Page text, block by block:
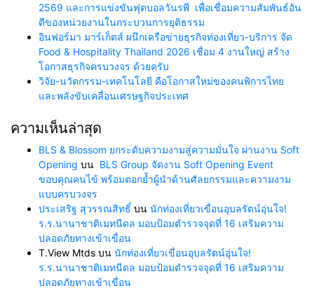
2569 และการแข่งขันฟุตบอลวันรพี เพื่อเชื่อมความสัมพันธ์อัน
ดีของหน่วยงานในกระบวนการยุติธรรม
อินฟอร์มา มาร์เก็ตส์ ผนึกเครือข่ายธุรกิจท่องเที่ยว-บริการ จัด
Food & Hospitality Thailand 2026 เชื่อม 4 งานใหญ่ สร้าง
โอกาสธุรกิจครบวงจร ด้วยครับ
วิจัย-นวัตกรรม-เทคโนโลยี คือโอกาสใหม่ของคนพิการไทย
และพลังขับเคลื่อนเศรษฐกิจประเทศ
ความเห็นล่าสุด
BLS & Blossom ยกระดับความงามสู่ความมั่นใจ ผ่านงาน Soft
Opening บน BLS Group จัดงาน Soft Opening Event
ขอบคุณคนไข้ พร้อมตอกย้ำผู้นำด้านศัลยกรรมและความงาม
แบบครบวงจร
ประเสริฐ สุวรรณสิทธิ์ บน นักท่องเที่ยวเขื่อนอุบลรัตน์อุ่นใจ!
ร.ร.นานาชาติเมทนีดล มอบป้อมตำรวจจุดที่ 16 เสริมความ
ปลอดภัยทางเข้าเขื่อน
T.View Mtds บน นักท่องเที่ยวเขื่อนอุบลรัตน์อุ่นใจ!
ร.ร.นานาชาติเมทนีดล มอบป้อมตำรวจจุดที่ 16 เสริมความ
ปลอดภัยทางเข้าเขื่อน